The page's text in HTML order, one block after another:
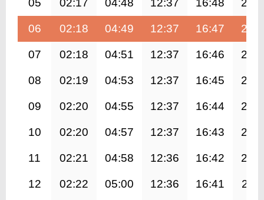
06 02:18 04:49 12:37 16:47
07 02:18 04:51 12:37 16:46
08 02:19 04:53 12:37 16:45
09 02:20 04:55 12:37 16:44
10 02:20 04:57 12:37 16:43
11 02:21 04:58 12:36 16:42
12 02:22 05:00 12:36 16:41